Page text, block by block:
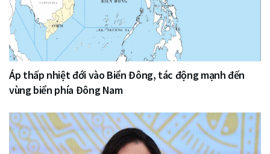
Áp thấp nhiệt đới vào Biển Đông, tác động mạnh đến
vùng biển phía Đông Nam